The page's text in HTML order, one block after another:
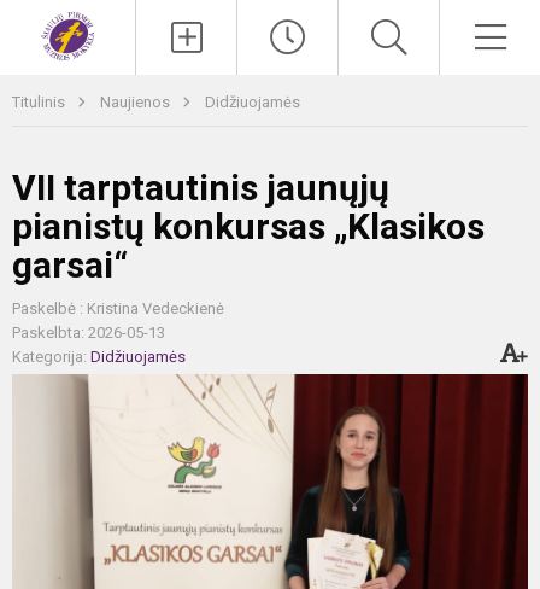
Titulinis Naujienos Didžiuojamės
VII tarptautinis jaunųjų
pianistų konkursas „Klasikos
garsai“
Paskelbė : Kristina Vedeckienė
Paskelbta: 2026-05-13
Kategorija: Didžiuojamės